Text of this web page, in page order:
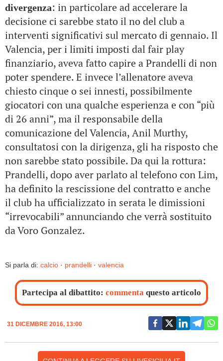
divergenza: in particolare ad accelerare la
decisione ci sarebbe stato il no del club a
interventi significativi sul mercato di gennaio. Il
Valencia, per i limiti imposti dal fair play
finanziario, aveva fatto capire a Prandelli di non
poter spendere. E invece l’allenatore aveva
chiesto cinque o sei innesti, possibilmente
giocatori con una qualche esperienza e con “più
di 26 anni”, ma il responsabile della
comunicazione del Valencia, Anil Murthy,
consultatosi con la dirigenza, gli ha risposto che
non sarebbe stato possibile. Da qui la rottura:
Prandelli, dopo aver parlato al telefono con Lim,
ha definito la rescissione del contratto e anche
il club ha ufficializzato in serata le dimissioni
“irrevocabili” annunciando che verrà sostituito
da Voro Gonzalez.
Si parla di: calcio · prandelli · valencia
Partecipa al dibattito: commenta questo articolo
31 DICEMBRE 2016, 13:00